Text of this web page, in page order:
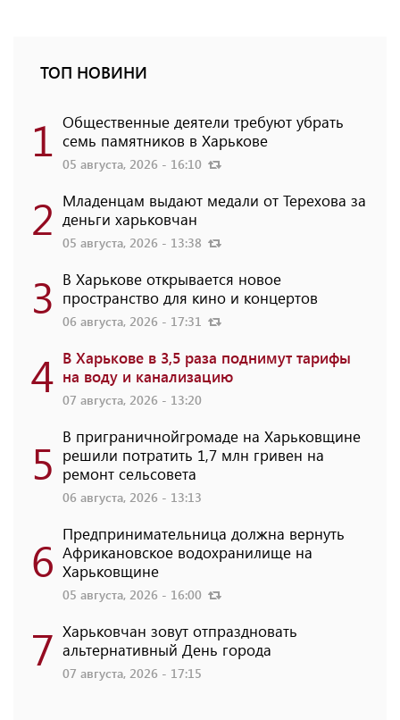
ТОП НОВИНИ
1 Общественные деятели требуют убрать
семь памятников в Харькове
05 августа, 2026 - 16:10
2 Младенцам выдают медали от Терехова за
деньги харьковчан
05 августа, 2026 - 13:38
3 В Харькове открывается новое
пространство для кино и концертов
06 августа, 2026 - 17:31
4 В Харькове в 3,5 раза поднимут тарифы
на воду и канализацию
07 августа, 2026 - 13:20
5 В приграничнойгромаде на Харьковщине
решили потратить 1,7 млн ​​гривен на
ремонт сельсовета
06 августа, 2026 - 13:13
6 Предпринимательница должна вернуть
Африкановское водохранилище на
Харьковщине
05 августа, 2026 - 16:00
7 Харьковчан зовут отпраздновать
альтернативный День города
07 августа, 2026 - 17:15